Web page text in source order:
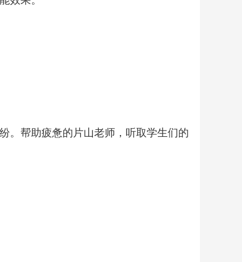
。帮助疲惫的片山老师，听取学生们的